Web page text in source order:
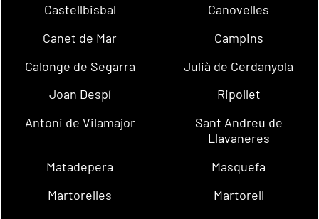
Castellbisbal
Canovelles
Canet de Mar
Campins
Calonge de Segarra
Julià de Cerdanyola
Joan Despí
Ripollet
Antoni de Vilamajor
Sant Andreu de
Llavaneres
Matadepera
Masquefa
Martorelles
Martorell